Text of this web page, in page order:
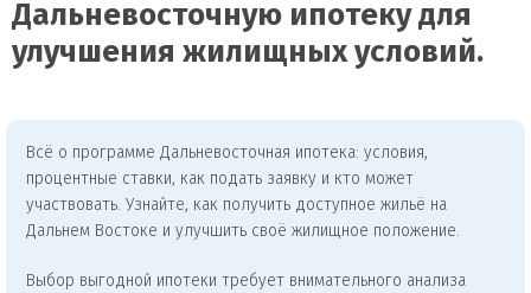
Дальневосточную ипотеку для
улучшения жилищных условий.
Всё о программе Дальневосточная ипотека: условия,
процентные ставки, как подать заявку и кто может
участвовать. Узнайте, как получить доступное жильё на
Дальнем Востоке и улучшить своё жилищное положение.
Выбор выгодной ипотеки требует внимательного анализа